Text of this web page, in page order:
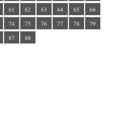
61 62 63 64 65
66
74 75 76 77 78
79
87 88